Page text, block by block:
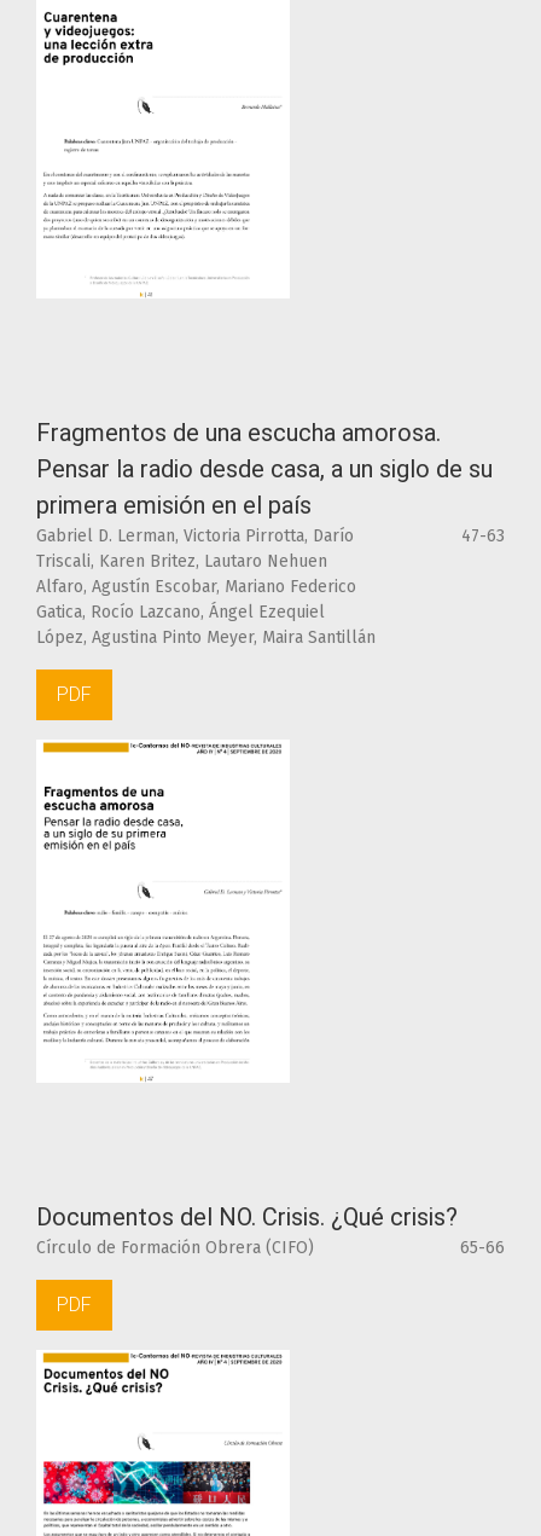
Fragmentos de una escucha amorosa.
Pensar la radio desde casa, a un siglo de su
primera emisión en el país
Gabriel D. Lerman, Victoria Pirrotta, Darío
Triscali, Karen Britez, Lautaro Nehuen
Alfaro, Agustín Escobar, Mariano Federico
Gatica, Rocío Lazcano, Ángel Ezequiel
López, Agustina Pinto Meyer, Maira Santillán
47-63
PDF
Documentos del NO. Crisis. ¿Qué crisis?
Círculo de Formación Obrera (CIFO) 65-66
PDF